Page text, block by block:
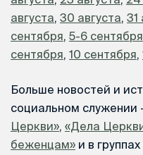
августа, 30 августа, 31
сентября, 5-6 сентября
сентября, 10 сентября,
Больше новостей и
социальном служении
Церкви», «Дела
беженцам» и в